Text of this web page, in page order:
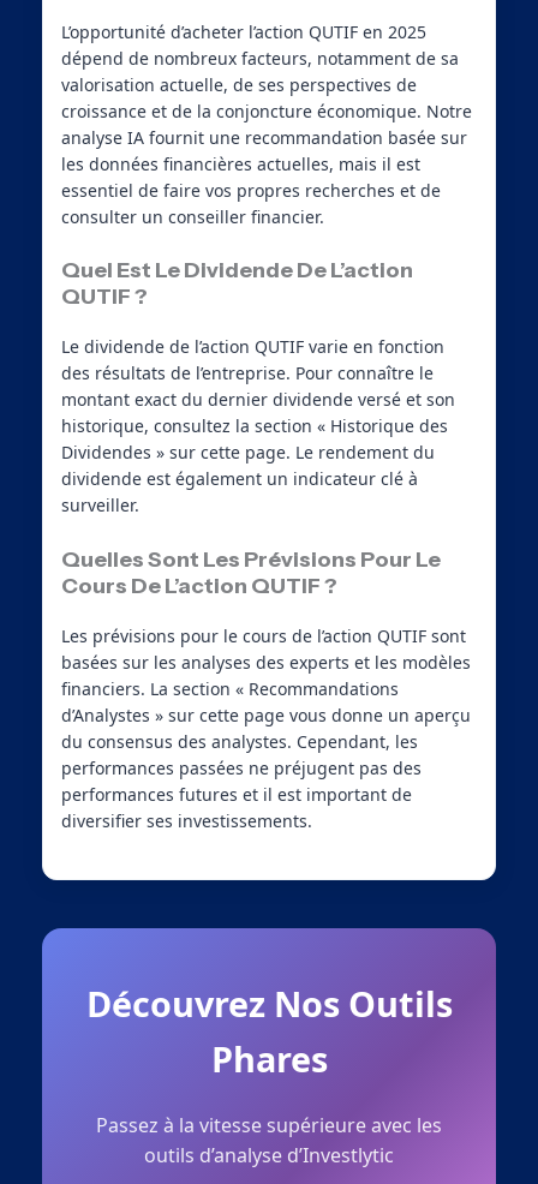
L’opportunité d’acheter l’action QUTIF en 2025
dépend de nombreux facteurs, notamment de sa
valorisation actuelle, de ses perspectives de
croissance et de la conjoncture économique. Notre
analyse IA fournit une recommandation basée sur
les données financières actuelles, mais il est
essentiel de faire vos propres recherches et de
consulter un conseiller financier.
Quel Est Le Dividende De L’action
QUTIF ?
Le dividende de l’action QUTIF varie en fonction
des résultats de l’entreprise. Pour connaître le
montant exact du dernier dividende versé et son
historique, consultez la section « Historique des
Dividendes » sur cette page. Le rendement du
dividende est également un indicateur clé à
surveiller.
Quelles Sont Les Prévisions Pour Le
Cours De L’action QUTIF ?
Les prévisions pour le cours de l’action QUTIF sont
basées sur les analyses des experts et les modèles
financiers. La section « Recommandations
d’Analystes » sur cette page vous donne un aperçu
du consensus des analystes. Cependant, les
performances passées ne préjugent pas des
performances futures et il est important de
diversifier ses investissements.
Découvrez Nos Outils
Phares
Passez à la vitesse supérieure avec les
outils d’analyse d’Investlytic